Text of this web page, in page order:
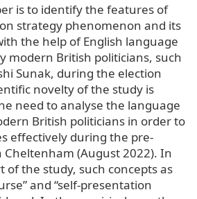
is to identify the features of
strategy phenomenon and its
the help of English language
modern British politicians, such
Sunak, during the election
novelty of the study is
need to analyse the language
British politicians in order to
effectively during the pre-
Cheltenham (August 2022). In
the study, such concepts as
and “self-presentation